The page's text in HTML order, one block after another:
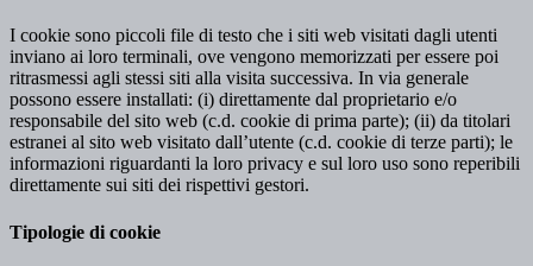
I cookie sono piccoli file di testo che i siti web visitati dagli utenti
inviano ai loro terminali, ove vengono memorizzati per essere poi
ritrasmessi agli stessi siti alla visita successiva. In via generale
possono essere installati: (i) direttamente dal proprietario e/o
responsabile del sito web (c.d. cookie di prima parte); (ii) da titolari
estranei al sito web visitato dall’utente (c.d. cookie di terze parti); le
informazioni riguardanti la loro privacy e sul loro uso sono reperibili
direttamente sui siti dei rispettivi gestori.
Tipologie di cookie